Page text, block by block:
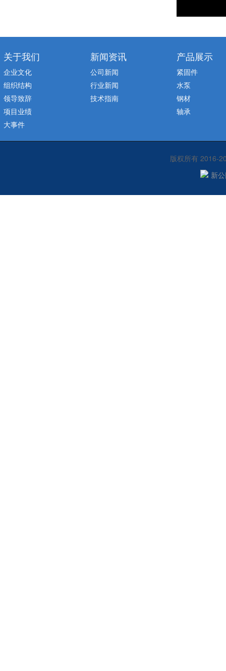
关于我们
企业文化
组织结构
领导致辞
项目业绩
大事件
新闻资讯
公司新闻
行业新闻
技术指南
产品展示
紧固件
水泵
钢材
轴承
版权所有 2016-
新